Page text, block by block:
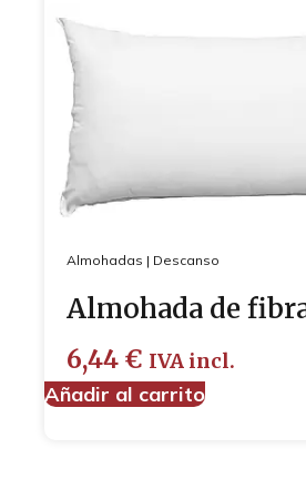
Almohadas | Descanso
Almohada de
6,44 € IVA incl.
Añadir al carrito